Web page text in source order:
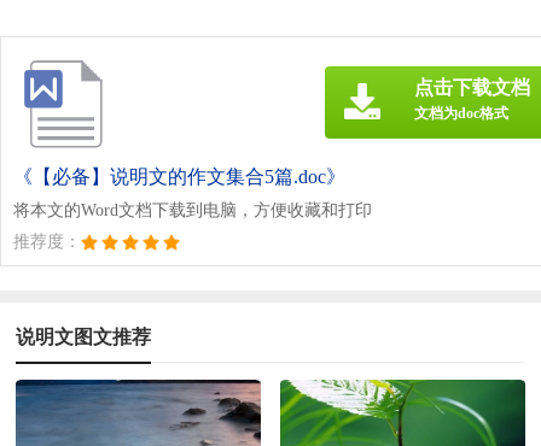
《【必备】说明文的作文集合5篇.doc》
将本文的Word文档下载到电脑，方便收藏和打印
推荐度：
点击下载文档
文档为doc格式
说明文图文推荐